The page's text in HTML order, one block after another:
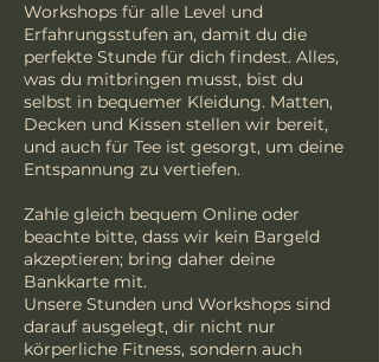
Workshops für alle Level und
Erfahrungsstufen an, damit du die
perfekte Stunde für dich findest. Alles,
was du mitbringen musst, bist du
selbst in bequemer Kleidung. Matten,
Decken und Kissen stellen wir bereit,
und auch für Tee ist gesorgt, um deine
Entspannung zu vertiefen.
Zahle gleich bequem Online oder
beachte bitte, dass wir kein Bargeld
akzeptieren; bring daher deine
Bankkarte mit.
Unsere Stunden und Workshops sind
darauf ausgelegt, dir nicht nur
körperliche Fitness, sondern auch